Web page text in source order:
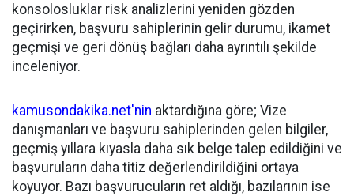
konsolosluklar risk analizlerini yeniden gözden
geçirirken, başvuru sahiplerinin gelir durumu, ikamet
geçmişi ve geri dönüş bağları daha ayrıntılı şekilde
inceleniyor.
kamusondakika.net'nin aktardığına göre; Vize
danışmanları ve başvuru sahiplerinden gelen bilgiler,
geçmiş yıllara kıyasla daha sık belge talep edildiğini ve
başvuruların daha titiz değerlendirildiğini ortaya
koyuyor. Bazı başvurucuların ret aldığı, bazılarının ise